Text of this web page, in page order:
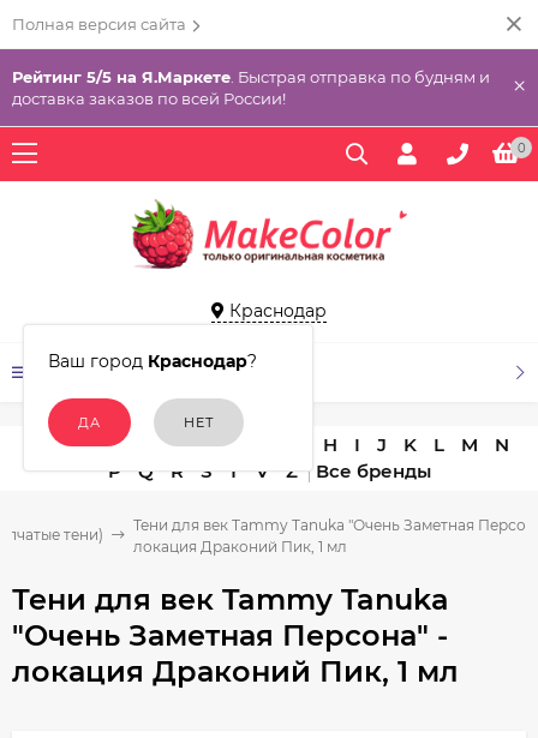
Полная версия сайта
Рейтинг 5/5 на Я.Маркете . Быстрая отправка по будням и
доставка заказов по всей России!
×
0
Краснодар
Ваш город Краснодар?
КАТАЛОГ ТОВАРОВ
A C D E H I J K L M
N
P
Q R S T V Z
тени)
Тени для век Tammy Tanuka "Очень Заметная
локация Драконий Пик, 1 мл
Тени для век Tammy Tanuka
"Очень Заметная Персона" -
локация Драконий Пик, 1 мл